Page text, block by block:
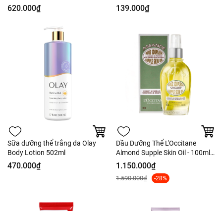
Fullbox - Hàng Duty
620.000₫ 139.000₫
Sữa dưỡng thể trắng da Olay
Body Lotion 502ml
470.000₫
Dầu Dưỡng Thể L'Occitane
Almond Supple Skin Oil - 100ml
Fullbox
1.150.000₫
1.590.000₫ -28%